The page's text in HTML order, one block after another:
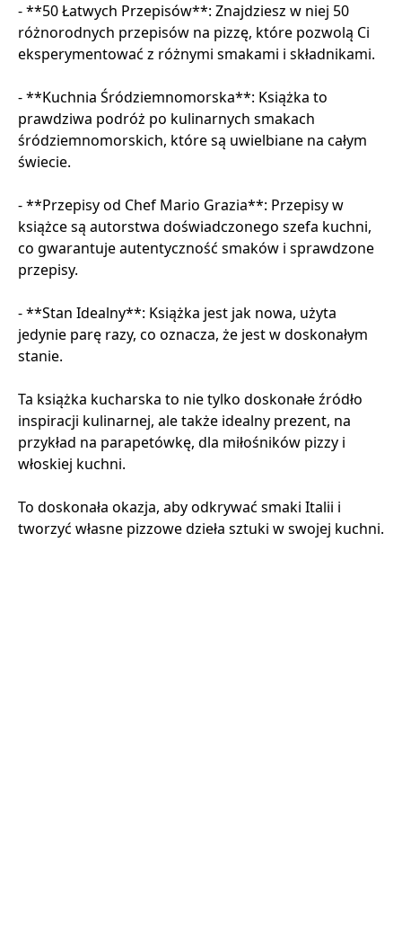
- **50 Łatwych Przepisów**: Znajdziesz w niej 50
różnorodnych przepisów na pizzę, które pozwolą Ci
eksperymentować z różnymi smakami i składnikami.
- **Kuchnia Śródziemnomorska**: Książka to
prawdziwa podróż po kulinarnych smakach
śródziemnomorskich, które są uwielbiane na całym
świecie.
- **Przepisy od Chef Mario Grazia**: Przepisy w
książce są autorstwa doświadczonego szefa kuchni,
co gwarantuje autentyczność smaków i sprawdzone
przepisy.
- **Stan Idealny**: Książka jest jak nowa, użyta
jedynie parę razy, co oznacza, że jest w doskonałym
stanie.
Ta książka kucharska to nie tylko doskonałe źródło
inspiracji kulinarnej, ale także idealny prezent, na
przykład na parapetówkę, dla miłośników pizzy i
włoskiej kuchni.
To doskonała okazja, aby odkrywać smaki Italii i
tworzyć własne pizzowe dzieła sztuki w swojej kuchni.